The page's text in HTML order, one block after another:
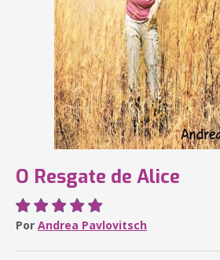
O Resgate de Alice
Por Andrea Pavlovitsch